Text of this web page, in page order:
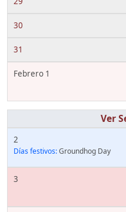
30
31
Febrero 1
2
Días festivos:Groundhog Day
3